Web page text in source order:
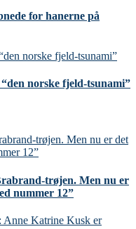
for hanerne på
norske fjeld-tsunami”
trøjen. Men nu er
nummer 12”